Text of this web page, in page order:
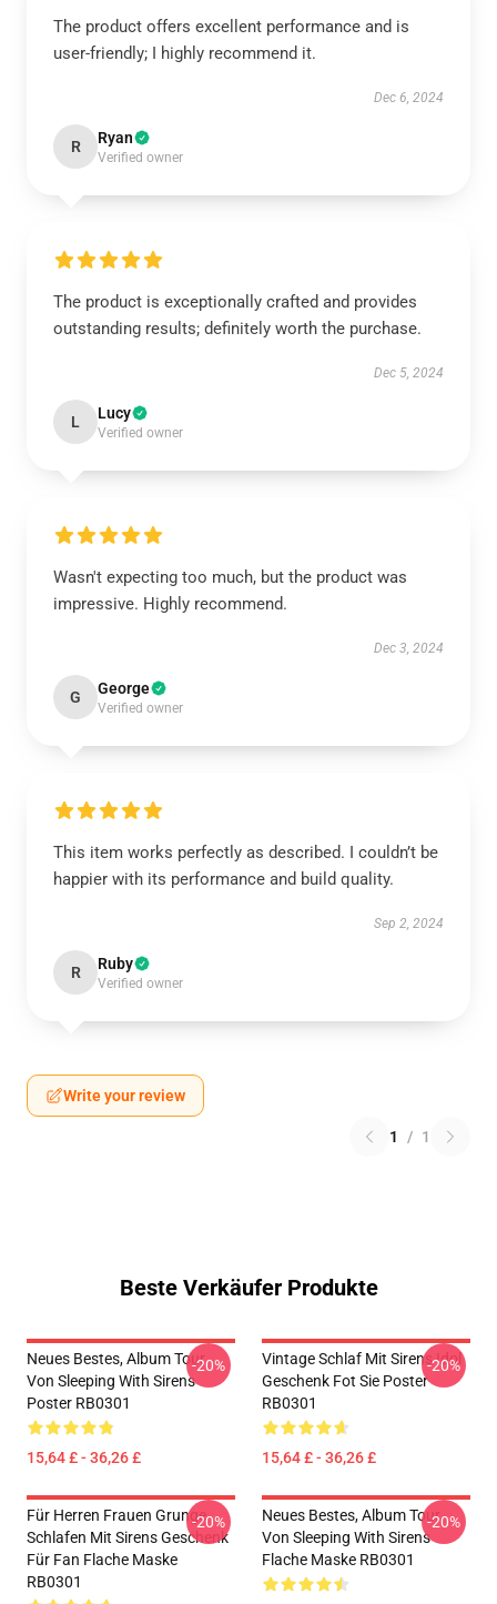
The product offers excellent performance and is
user-friendly; I highly recommend it.
Dec 6, 2024
R Ryan
Verified owner
The product is exceptionally crafted and provides
outstanding results; definitely worth the purchase.
Dec 5, 2024
L Lucy
Verified owner
Wasn't expecting too much, but the product was
impressive. Highly recommend.
Dec 3, 2024
G George
Verified owner
This item works perfectly as described. I couldn’t be
happier with its performance and build quality.
Sep 2, 2024
R Ruby
Verified owner
Write your review
1 / 1
Beste Verkäufer Produkte
Neues Bestes, Album Tour
Von Sleeping With Sirens
Poster RB0301
15,64 £ - 36,26 £
-20%
Vintage Schlaf Mit Sirens Idol
Geschenk Fot Sie Poster
RB0301
15,64 £ - 36,26 £
-20%
Für Herren Frauen Grunge
Schlafen Mit Sirens Geschenk
Für Fan Flache Maske
RB0301
-20%
Neues Bestes, Album Tour
Von Sleeping With Sirens
Flache Maske RB0301
-20%